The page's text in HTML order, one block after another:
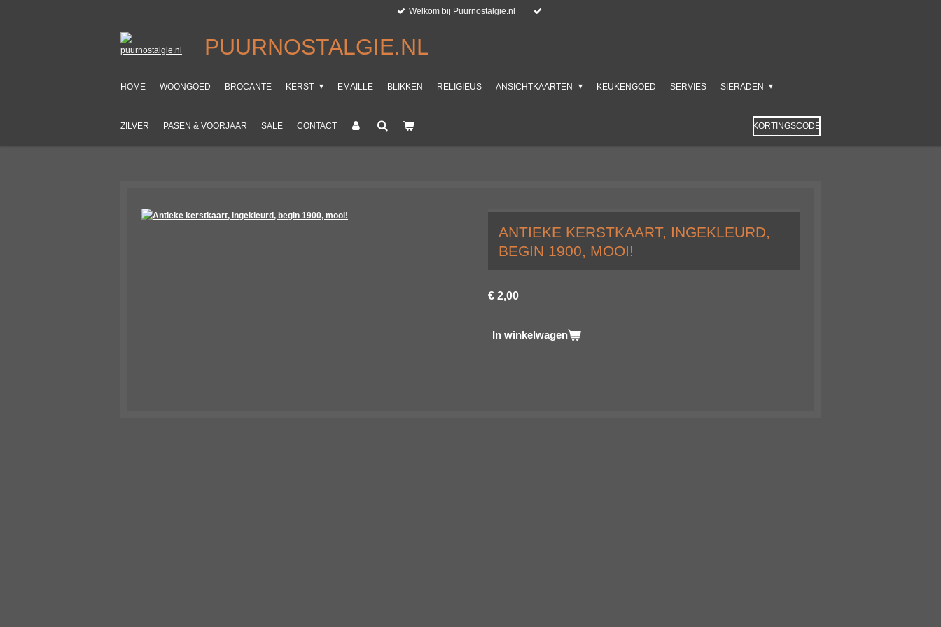
Welkom bij Puurnostalgie.nl
PUURNOSTALGIE.NL
HOME WOONGOED BROCANTE KERST EMAILLE BLIKKEN RELIGIEUS ANSICHTKAARTEN KEUKENGOED SERVIES SIERADEN
ZILVER PASEN & VOORJAAR SALE CONTACT KORTINGSCODE
ANTIEKE KERSTKAART, INGEKLEURD,
BEGIN 1900, MOOI!
€ 2,00
In winkelwagen